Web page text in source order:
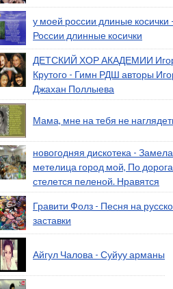
у моей россии длиные косички
России длинные косички
ДЕТСКИЙ ХОР АКАДЕМИИ
Крутого - Гимн РДШ авторы
Джахан Поллыева
Мама, мне на тебя не
новогодняя дискотека - Замела
метелица город мой, По
стелется пеленой. Нравятся
Гравити Фолз - Песня на
заставки
Айгул Чалова - Суйуу арманы